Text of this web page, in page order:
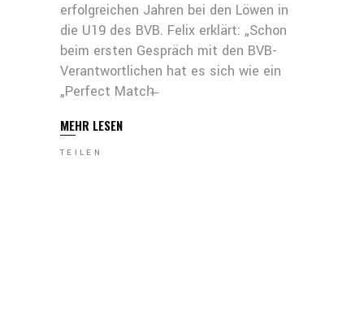
erfolgreichen Jahren bei den Löwen in
die U19 des BVB. Felix erklärt: „Schon
beim ersten Gespräch mit den BVB-
Verantwortlichen hat es sich wie ein
„Perfect Match̶
MEHR LESEN
TEILEN